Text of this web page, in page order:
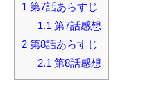
1 第7話あらすじ
1.1 第7話感想
2 第8話あらすじ
2.1 第8話感想